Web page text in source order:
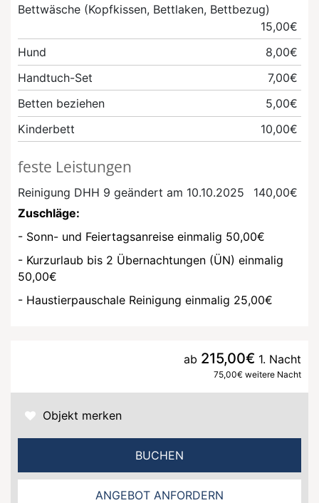
Bettwäsche (Kopfkissen, Bettlaken, Bettbezug)
15,00€
Hund
8,00€
Handtuch-Set
7,00€
Betten beziehen
5,00€
Kinderbett
10,00€
feste Leistungen
Reinigung DHH 9 geändert am 10.10.2025
140,00€
Zuschläge:
- Sonn- und Feiertagsanreise einmalig 50,00€
- Kurzurlaub bis 2 Übernachtungen (ÜN) einmalig
50,00€
- Haustierpauschale Reinigung einmalig 25,00€
ab 215,00€ 1. Nacht
75,00€ weitere Nacht
Objekt merken
BUCHEN
ANGEBOT ANFORDERN